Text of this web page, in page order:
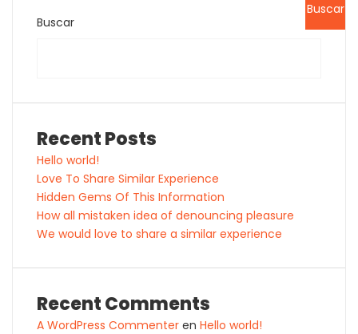
Buscar
Buscar
Recent Posts
Hello world!
Love To Share Similar Experience
Hidden Gems Of This Information
How all mistaken idea of denouncing pleasure
We would love to share a similar experience
Recent Comments
A WordPress Commenter en Hello world!